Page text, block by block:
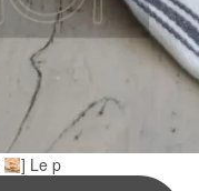
] Le p